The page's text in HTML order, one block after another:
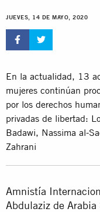
JUEVES, 14 DE MAYO, 2020
En la actualidad, 13
mujeres continúan
por los derechos
privadas de libertad:
Badawi, Nassima al-
Zahrani
Amnistía
Abdulaziz de